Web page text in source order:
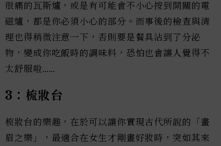
很痛的瓦斯爐，或是有可能會不小心按到開關的電
磁爐，都是你必須小心的部分。而事後的檢查與清
理也得稍微注意一下，否則要是餐具沾到了分泌
物，變成你吃飯時的調味料，恐怕也會讓人覺得不
太舒服啦……
3：梳妝台
梳妝台的樂趣，在於可以讓你實現古代所說的「畫
眉之樂」，最適合在女生才剛畫好妝時，突如其來